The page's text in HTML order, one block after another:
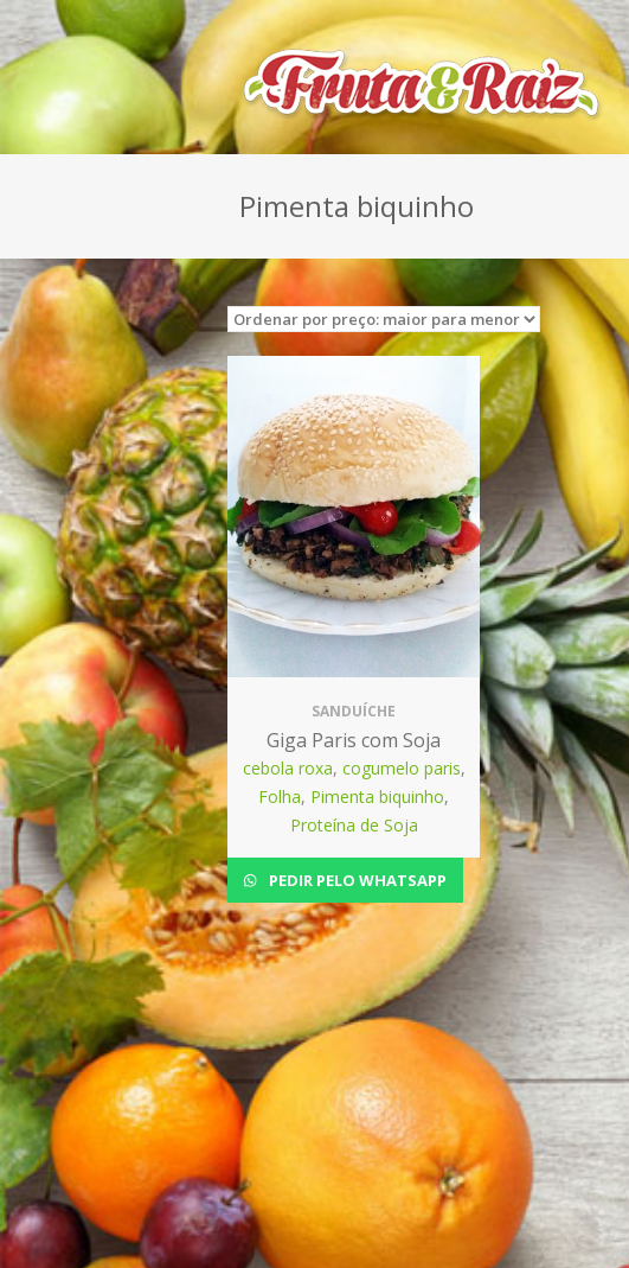
Pimenta biquinho
SANDUÍCHE
Giga Paris com Soja
cebola roxa, cogumelo paris,
Folha, Pimenta biquinho,
Proteína de Soja
PEDIR PELO WHATSAPP